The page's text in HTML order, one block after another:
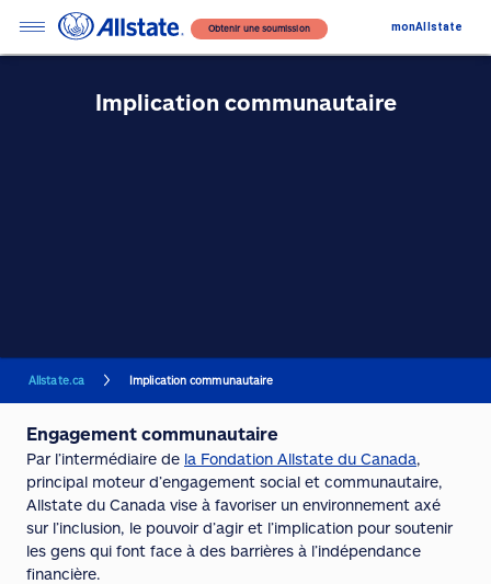
Obtenir une soumission monAllstate
Implication communautaire
Allstate.ca Implication communautaire
Engagement communautaire
Par l’intermédiaire de la Fondation Allstate du Canada,
principal moteur d’engagement social et communautaire,
Allstate du Canada vise à favoriser un environnement axé
sur l’inclusion, le pouvoir d’agir et l’implication pour soutenir
les gens qui font face à des barrières à l’indépendance
financière.